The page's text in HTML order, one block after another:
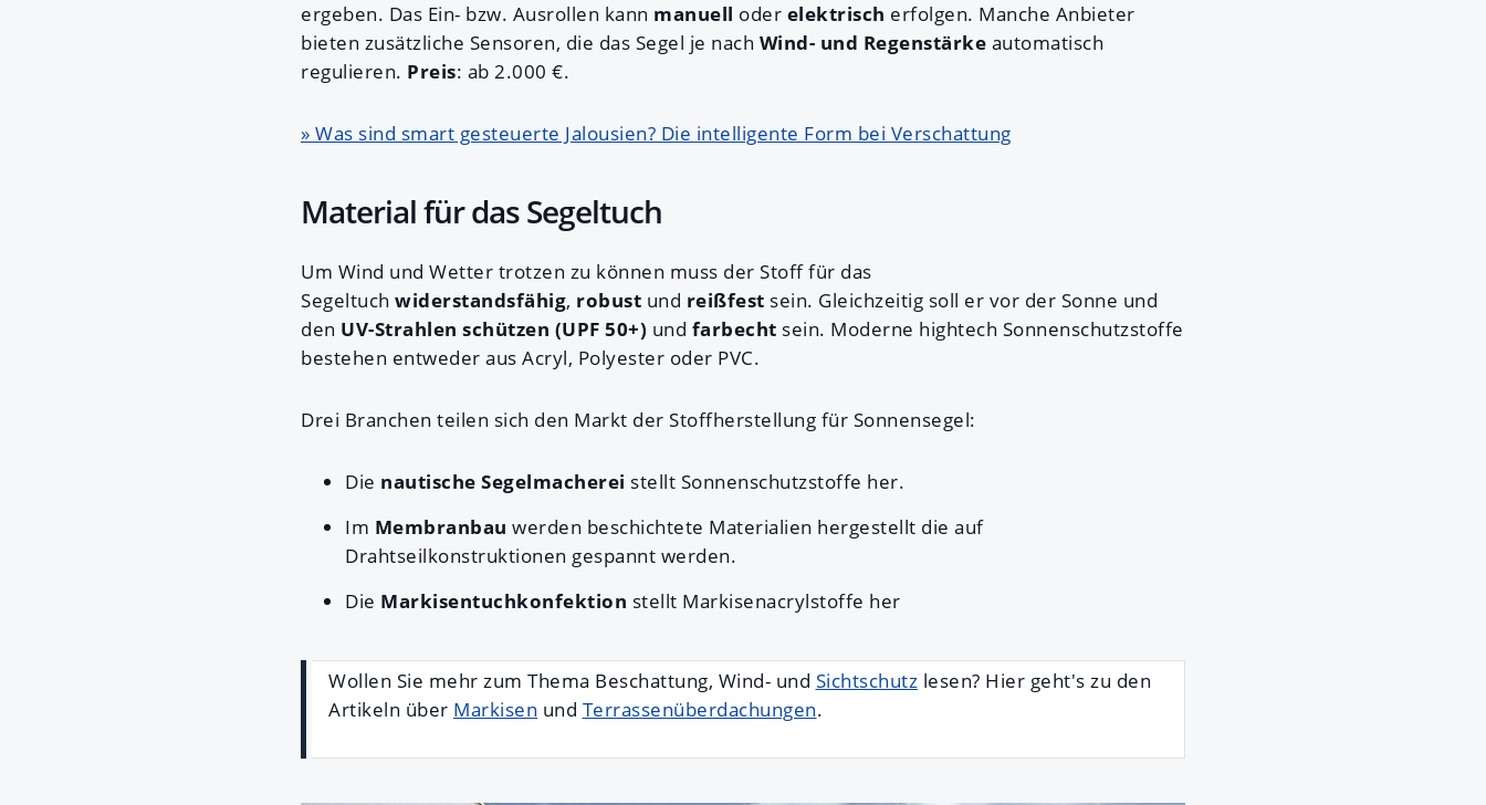
ergeben. Das Ein- bzw. Ausrollen kann manuell oder elektrisch erfolgen. Manche Anbieter
bieten zusätzliche Sensoren, die das Segel je nach Wind- und Regenstärke automatisch
regulieren. Preis: ab 2.000 €.
» Was sind smart gesteuerte Jalousien? Die intelligente Form bei Verschattung
Material für das Segeltuch
Um Wind und Wetter trotzen zu können muss der Stoff für das
Segeltuch widerstandsfähig, robust und reißfest sein. Gleichzeitig soll er vor der Sonne und
den UV-Strahlen schützen (UPF 50+) und farbecht sein. Moderne hightech Sonnenschutzstoffe
bestehen entweder aus Acryl, Polyester oder PVC.
Drei Branchen teilen sich den Markt der Stoffherstellung für Sonnensegel:
Die nautische Segelmacherei stellt Sonnenschutzstoffe her.
Im Membranbau werden beschichtete Materialien hergestellt die auf
Drahtseilkonstruktionen gespannt werden.
Die Markisentuchkonfektion stellt Markisenacrylstoffe her
Wollen Sie mehr zum Thema Beschattung, Wind- und Sichtschutz lesen? Hier geht's zu den
Artikeln über Markisen und Terrassenüberdachungen.